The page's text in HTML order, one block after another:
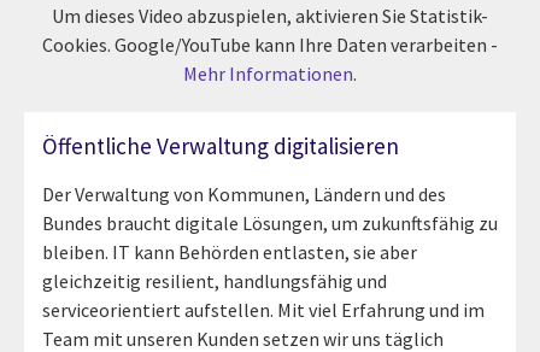
Um dieses Video abzuspielen, aktivieren Sie Statistik-
Cookies. Google/YouTube kann Ihre Daten verarbeiten -
Mehr Informationen.
Öffentliche Verwaltung digitalisieren
Der Verwaltung von Kommunen, Ländern und des
Bundes braucht digitale Lösungen, um zukunftsfähig zu
bleiben. IT kann Behörden entlasten, sie aber
gleichzeitig resilient, handlungsfähig und
serviceorientiert aufstellen. Mit viel Erfahrung und im
Team mit unseren Kunden setzen wir uns täglich